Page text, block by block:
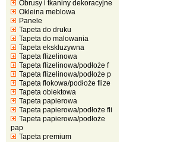
Obrusy i tkaniny dekoracyjne
Okleina meblowa
Panele
Tapeta do druku
Tapeta do malowania
Tapeta ekskluzywna
Tapeta flizelinowa
Tapeta flizelinowa/podłoże f
Tapeta flizelinowa/podłoże p
Tapeta flokowa/podłoże flize
Tapeta obiektowa
Tapeta papierowa
Tapeta papierowa/podłoże fli
Tapeta papierowa/podłoże
pap
Tapeta premium